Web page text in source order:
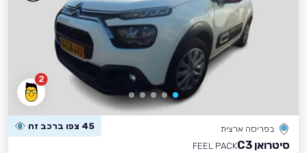
2
בפריסה ארצית 45 צפו ברכב זה
סיטרואן C3
FEEL PACK